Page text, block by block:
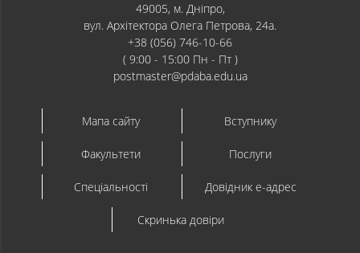
49005, м. Дніпро,
вул. Архітектора Олега Петрова, 24а.
+38 (056) 746-10-66
( 9:00 - 15:00 Пн - Пт )
postmaster@pdaba.edu.ua
Мапа сайту Вступнику
Факультети Послуги
Спеціальності Довідник e-адрес
Скринька довіри